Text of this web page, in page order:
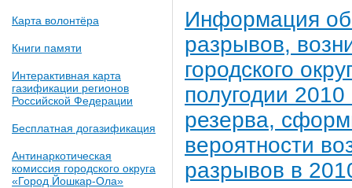
Карта волонтёра
Книги памяти
Интерактивная карта
газификации регионов
Российской Федерации
Бесплатная догазификация
Антинаркотическая
комиссия городского округа
«Город Йошкар-Ола»
Информация
разрывов,
городского
полугодии
резерва,
вероятности
разрывов в